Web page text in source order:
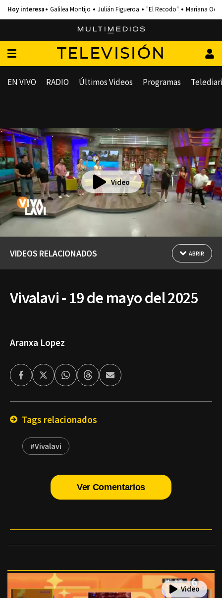
Galilea Montijo Julián Figueroa "El Recodo" Mariana
TELEVISIÓN
EN VIVO RADIO Últimos Videos Programas
Video
VIDEOS RELACIONADOS ABRIR
Vivalavi - 19 de mayo del 2025
Aranxa Lopez
FacebookTwitterWhatsappThreadsEnviar
por
Tags relacionados
#Vivalavi
Ver Comentarios